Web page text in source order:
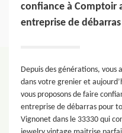
confiance à Comptoir
entreprise de
Depuis des générations, vous
dans votre grenier et
vous proposons de faire
entreprise de débarras pour
Vignonet dans le 33330 qui